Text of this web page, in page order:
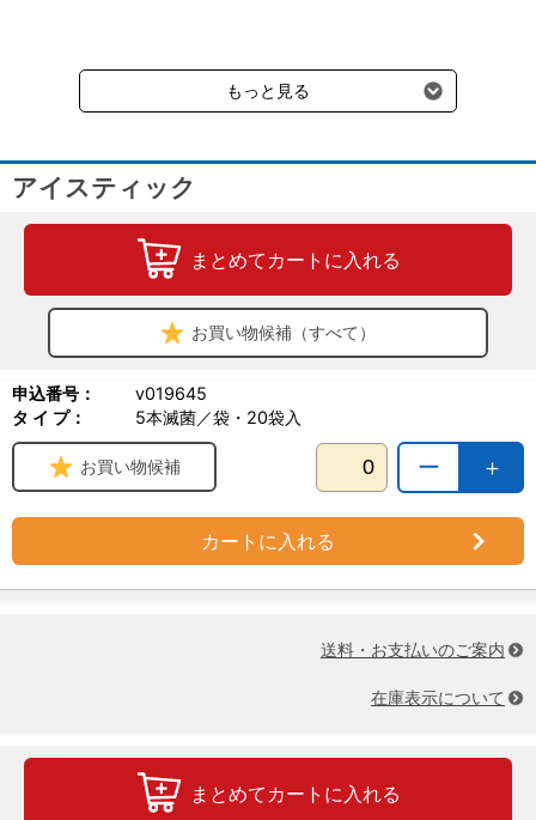
受けます。
もっと見る
アイスティック
まとめてカートに入れる
お買い物候補（すべて）
申込番号：
v019645
タ イ プ：
5本滅菌／袋・20袋入
＋
ー
お買い物候補
カートに入れる
送料・お支払いのご案内
在庫表示について
まとめてカートに入れる